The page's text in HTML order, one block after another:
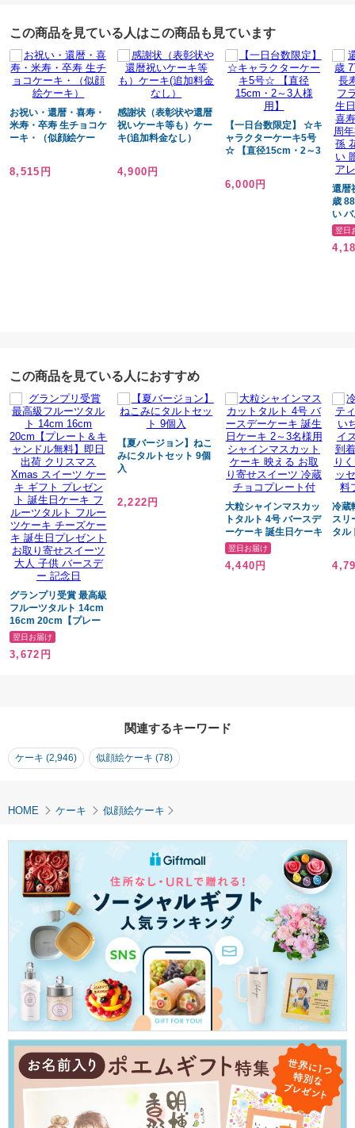
6号（7～8人用）
7号（10～12人用）
四角（10～12人用）
四角（13～16人用）
無料サービス
※ケーキに載せるお菓子のカードにメッセージをお書きします（20文字
ご注文はご希望の1日前をご指定されることをお勧めします。
ご注文が確定すると「コミュニケーションボード(GCB)」というメールが
配信されます。 こちらに写真を添付して、返信をお願いいたします。
この商品を見ている人はこの商品も見ています
お祝い・還暦・喜寿・
米寿・卒寿 生チョコケ
ーキ・（似顔絵ケー
8,515円
感謝状（表彰状や還暦
祝いケーキ等も）ケー
キ(追加料金なし）
4,900円
【一日台数限定】 ☆キ
ャラクターケーキ5号
☆ 【直径15cm・2～3
6,000円
還暦
歳
い
ギフ
風
造花
翌日
この商品を見ている人におすすめ
グランプリ受賞 最高級
フルーツタルト 14cm
16cm 20cm【プレー
ト＆キャンドル無料】
即日出荷 クリスマス
Xmas スイーツ ケーキ
スデー 記念日
翌日お届け
3,672円
【夏バージョン】ねこ
みにタルトセット 9個
入
2,222円
大粒シャインマスカッ
トタルト 4号 バースデ
ーケーキ 誕生日ケーキ
2～3名様用 シャイン
マスカットケーキ 映え
る お取り寄せスイーツ
翌日お届け
4,440円
冷蔵
スリ
タル
【無
関連するキーワード
ケーキ (2,946) 似顔絵ケーキ (78)
HOME ケーキ 似顔絵ケーキ